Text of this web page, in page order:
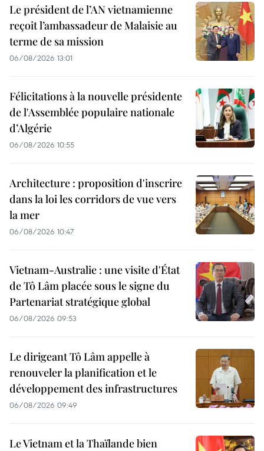
Le président de l’AN vietnamienne
reçoit l’ambassadeur de Malaisie au
terme de sa mission
06/08/2026 13:01
Félicitations à la nouvelle présidente
de l'Assemblée populaire nationale
d’Algérie
06/08/2026 10:55
Architecture : proposition d'inscrire
dans la loi les corridors de vue vers
la mer
06/08/2026 10:47
Vietnam-Australie : une visite d'État
de Tô Lâm placée sous le signe du
Partenariat stratégique global
06/08/2026 09:53
Le dirigeant Tô Lâm appelle à
renouveler la planification et le
développement des infrastructures
06/08/2026 09:49
Le Vietnam et la Thaïlande bien